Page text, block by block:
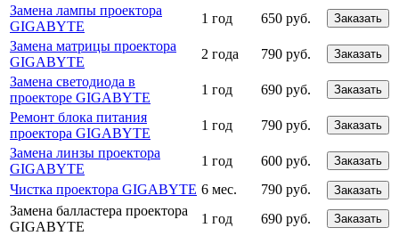
Замена лампы проектора
GIGABYTE
1 год 650 руб. Заказать
Замена матрицы проектора
GIGABYTE
2 года 790 руб. Заказать
Замена светодиода в
проекторе GIGABYTE
1 год 690 руб. Заказать
Ремонт блока питания
проектора GIGABYTE
1 год 790 руб. Заказать
Замена линзы проектора
GIGABYTE
1 год 600 руб. Заказать
Чистка проектора GIGABYTE 6 мес. 790 руб. Заказать
Замена балластера проектора
GIGABYTE
1 год 690 руб. Заказать